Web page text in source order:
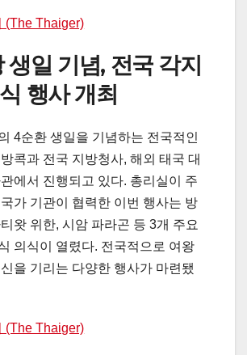
(The Thaiger)
생일 기념, 전국 각지
행사 개최
4순환 생일을 기념하는 전국적인
콕과 전국 지방청사, 해외 태국 대
에서 진행되고 있다. 총리실이 주
가 기관이 협력한 이번 행사는 방
왓 위한, 시암 파라곤 등 3개 주요
의식이 열렸다. 전국적으로 여왕
을 기리는 다양한 행사가 마련됐
(The Thaiger)